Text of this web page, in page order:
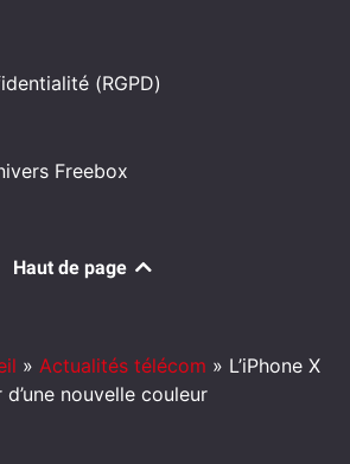
(RGPD)
Freebox
Haut de page
» Actualités télécom » L’iPhone X
nouvelle couleur